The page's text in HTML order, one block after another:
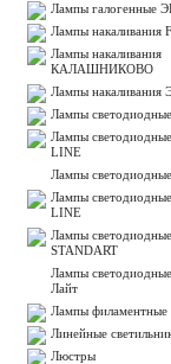
Лампы галогенные
Лампы накаливания
Лампы накаливания
КАЛАШНИКОВО
Лампы накаливания
Лампы
Лампы
LINE
Лампы
Лампы
LINE
Лампы
STANDART
Лампы
Лайт
Лампы филаментные
Линейные
Люстры